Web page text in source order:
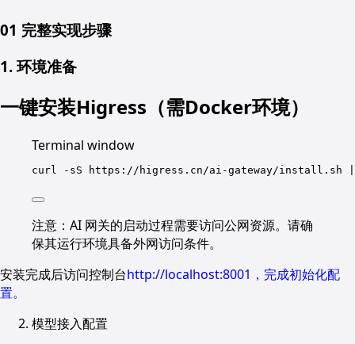
01 完整实现步骤
1. 环境准备
一键安装Higress（需Docker环境）
Terminal window
curl -sS https://higress.cn/ai-gateway/install.sh
注意：AI 网关的启动过程需要访问公网资源。请确
保其运行环境具备外网访问条件。
安装完成后访问控制台http://localhost:8001，完成初始化配
置。
模型接入配置